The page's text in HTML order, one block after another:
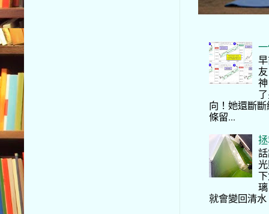
向！她還斷
條留...
就會變回清